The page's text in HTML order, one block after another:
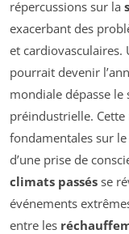
répercussions sur la
exacerbant des
et cardiovasculaires.
pourrait devenir
mondiale dépasse le
préindustrielle.
fondamentales sur le
d’une prise de
climats passés se
événements
entre les